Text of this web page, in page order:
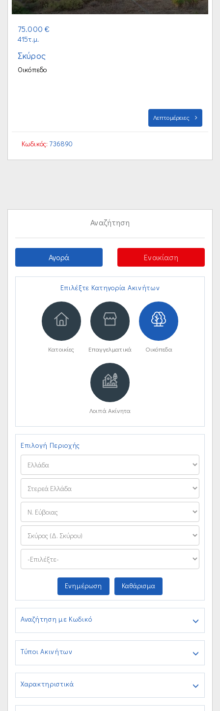
75.000 €
415τ.μ.
Σκύρος
Οικόπεδο
Λεπτομέρειες
Κωδικός: 736890
Αναζήτηση
Αγορά Ενοικίαση
Επιλέξτε Κατηγορία Ακινήτων
Κατοικίες Επαγγελματικά Οικόπεδα
Λοιπά Ακίνητα
Επιλογή Περιοχής
Ενημέρωση Καθάρισμα
Αναζήτηση με Κωδικό
Τύποι Ακινήτων
Χαρακτηριστικά